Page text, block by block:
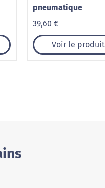
pneumatique
39,60 €
Voir le produit